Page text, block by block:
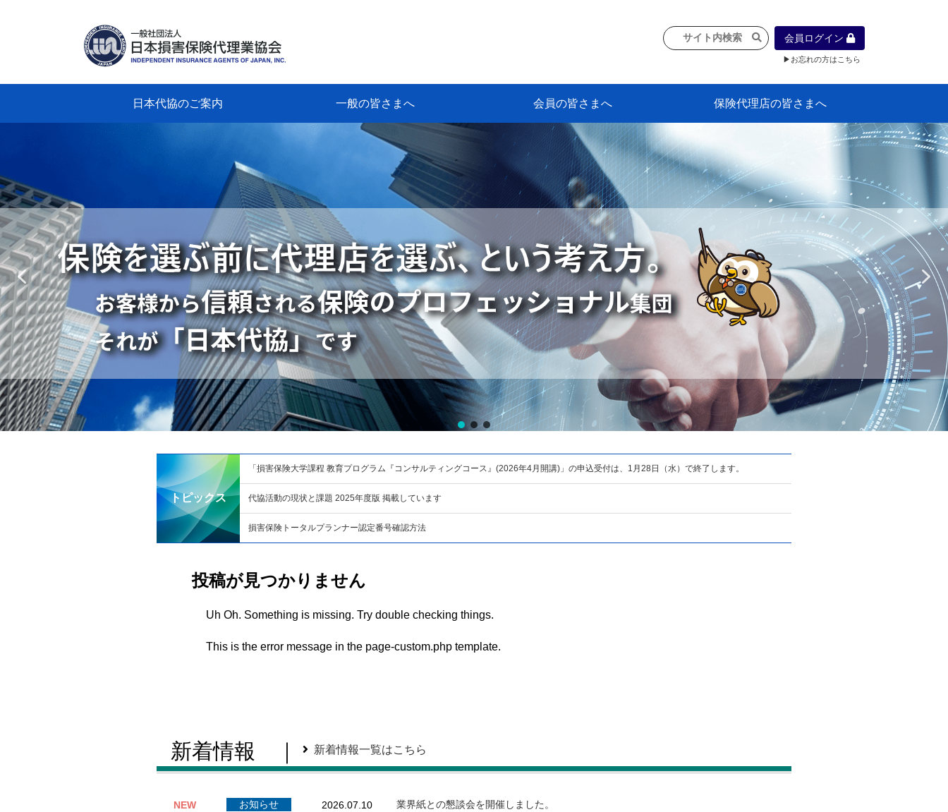
会員ログイン
▶お忘れの方はこちら
日本代協のご案内
日本代協のご案内
業務・財務・行動規範、方針等に関す
教育研修事業 日本代協アカデミー
損害保険大学課程とは
「コンサルティングコース」教育プロ
損害保険トータルプランナーとは
教育研修事業のあゆみ
一般の皆さまへ
損害保険代理店とは 代理店のしごと
日本代協がめざす理想の代理店像
保険の相談は損害保険トータルプラン
ナーに！
なぜ保険は必要か？ 保険は何のために・・・
保険の必要性
自動車事故への対応 自動車事故発生時
自賠責保険 (強制保険)
ひき逃げ・無保険自動車・盗難車等に
よる事故の場合
賠償問題の解決～事故後の流れ
交通事故を起こした時の責任
主な交通事故（自賠責・自動車保険）
に関するご相談
事故や災害への心構え
会員の皆さまへ
日本代協ニュース
会員専用書庫 各種議事録
インフォメーション（体制整備の豆知
識）
代理店合併Q&A
代理店経営サポートデスク支援ツール
政治連盟
活動報告 社会貢献活動・公開講座
地球環境保全活動
消費者団体との懇談会
各種研修・広報活動
代協活動の新聞掲載記事
情報紙「みなさまの保険情報」 情報紙「みなさまの保険情報」
申込み方法
会員専用ショップ 頒布品
購入方法
日本代協月別スケジュール
保険代理店の皆さまへ
入会のご案内
代協とは
代協の目的
入会の資格
入会の特典
入会方法 代理店賠責『日本代協新プラン』
代理店賠責『日本代協新プラン』の概
保険期間と保険開始日
保険料の算出基準・基本保険料
契約方式・加入方法
お問い合わせ先
高額補償プラン（免責100万円）
主な免責事由
よくある質問Q&A
参考:保険業法と代理店の責任 日本代協アカデミー
「損害保険大学課程」教育プログラム
トピックス
「損害保険大学課程 教育プログラム『コンサルティングコース』(2026年4月開講)」の申込受付は、1月28日（水）で終了します。
代協活動の現状と課題 2025年度版 掲載しています
損害保険トータルプランナー認定番号確認方法
投稿が見つかりません
Uh Oh. Something is missing. Try double checking things.
This is the error message in the page-custom.php template.
新着情報 新着情報一覧はこちら
NEW お知らせ 2026.07.10 業界紙との懇談会を開催しました。